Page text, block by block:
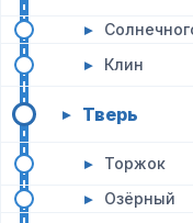
▸
▸ Клин
▸ Тверь
▸ Торжок
▸ Озёрный